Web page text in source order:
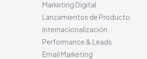
Marketing Digital
Lanzamientos de Producto
Internacionalización
Performance & Leads
Email Marketing